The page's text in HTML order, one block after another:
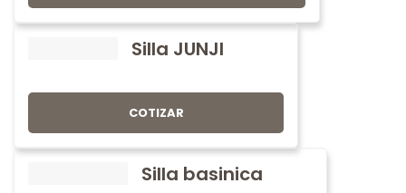
Silla JUNJI
COTIZAR
Silla basinica